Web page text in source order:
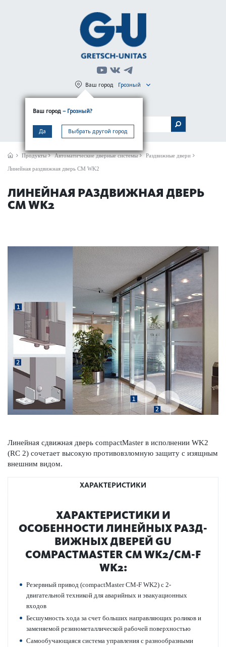
Ваш город – Грозный?
Да Выбрать другой город
Ваш город Грозный
МЕНЮ
Продукты Автом­ат­ические дверные сис­темы Раздвижные двери
Линейная раздвижная дверь CM WK2
ЛИНЕЙНАЯ РАЗДВИЖНАЯ ДВЕРЬ
CM WK2
Линейная сдвижная дверь compactMaster в исполнении WK2
(RC 2) сочетает выс­окую против­овзломную защиту с изящным
внешним видом.
ХАРАКТЕРИСТИКИ
ХАР­АКТЕР­И­С­ТИКИ И
ОСОБЕННОСТИ ЛИНЕЙНЫХ РАЗ­Д­
ВИЖНЫХ ДВЕРЕЙ GU
COMPACTMASTER CM WK2/CM-F
WK2:
Рез­ервный привод (compactMaster CM-F WK2) с 2-
двигательной техникой для авар­ийных и эвакуацио­нных
входов
Бесшумность хода за счет больших направляющих роликов и
заменяемой рези­номет­аллической рабочей пове­рхно­стью
Самообучающаяся сис­тема управ­ления с разнообразными